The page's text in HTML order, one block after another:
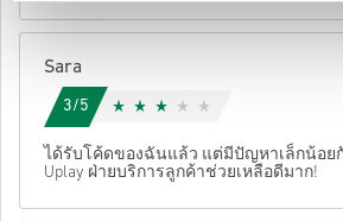
หลังจากนั้น คุณจะได้รับอีเมลพร้อมลิงก์ที่ปลอ
ของคุณ
Sara
3/5
ได้รับโค้ดของฉันแล้ว แต่มีปัญหาเล็กน้อย
Uplay ฝ่ายบริการลูกค้าช่วยเหลือดีมาก!